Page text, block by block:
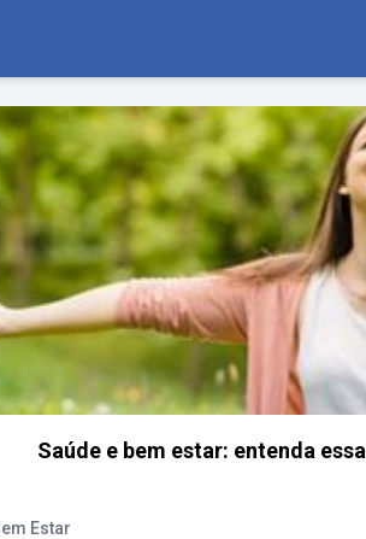
Saúde e bem estar: entenda
Estar